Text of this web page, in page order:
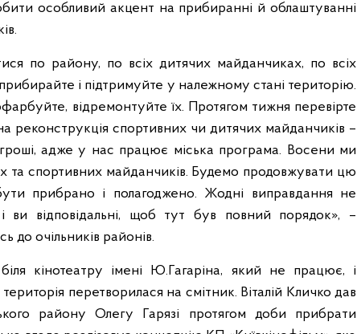
особливий акцент на прибиранні й облаштуванні
по району, по всіх дитячих майданчиках, по всіх
і підтримуйте у належному стані територію.
відремонтуйте їх. Протягом тижня перевірте
реконструкція спортивних чи дитячих майданчиків –
адже у нас працює міська програма. Восени ми
та спортивних майданчиків. Будемо продовжувати цю
прибрано і полагоджено. Жодні виправдання не
ви відповідальні, щоб тут був повний порядок», –
до очільників районів.
кінотеатру імені Ю.Гагаріна, який не працює, і
перетворилася на смітник. Віталій Кличко дав
району Олегу Гарязі протягом доби прибрати